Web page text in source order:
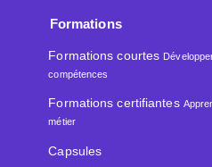
Formations
Formations courtes
compétences
Formations certifiantes
métier
Capsules